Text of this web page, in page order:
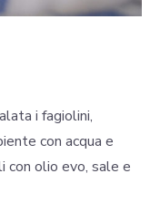
i fagiolini,
con acqua e
con olio evo, sale e